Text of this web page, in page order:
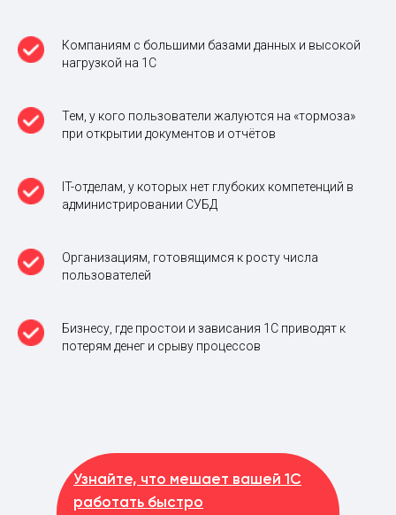
Компаниям с большими базами данных и высокой
нагрузкой на 1С
Тем, у кого пользователи жалуются на «тормоза»
при открытии документов и отчётов
IT-отделам, у которых нет глубоких компетенций в
администрировании СУБД
Организациям, готовящимся к росту числа
пользователей
Бизнесу, где простои и зависания 1С приводят к
потерям денег и срыву процессов
Узнайте, что мешает вашей 1С
работать быстро